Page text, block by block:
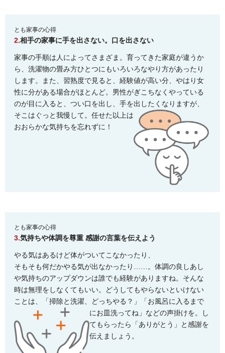
とも家事の心得
2.相手の家事に手を出さない。口を出さない
家事の手順は人によってさまざま。育ってきた家庭が違うか
ら、洗濯物の畳み方ひとつにもいろいろなやり方があったり
します。また、習熟度で見ると、経験値が高い分、やはり女
性に分がある場合がほとんど。男性がぎこちなくやっている
のが目に入ると、つい口を出し、手を出したくなりますが、
そこはぐっと我慢して。任せた以上は
おおらかな気持ちを忘れずに！
とも家事の心得
3.気持ちや体調を尊重 感謝の言葉を伝えよう
やる気はあるけど体がついてこなかったり、
そもそも何だかやる気が出なかったり……。体調の良しあし
や気持ちのアップダウンは誰でも経験がありますね。そんな
時は無理をしなくてもいい。どうしてもやらないといけない
ことは、「掃除と洗濯、どっちやる？」
「お風呂に入るまで
にお皿洗ってね」などの声掛けを。し
てもらったら「ありがとう」と感謝を
伝えましょう。